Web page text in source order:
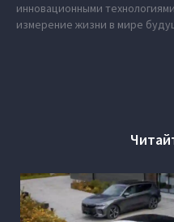
инновационными
измерение жизни в мире